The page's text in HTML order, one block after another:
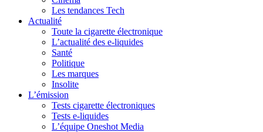
Les tendances Tech
Actualité
Toute la cigarette électronique
L’actualité des e-liquides
Santé
Politique
Les marques
Insolite
L’émission
Tests cigarette électroniques
Tests e-liquides
L’équipe Oneshot Media